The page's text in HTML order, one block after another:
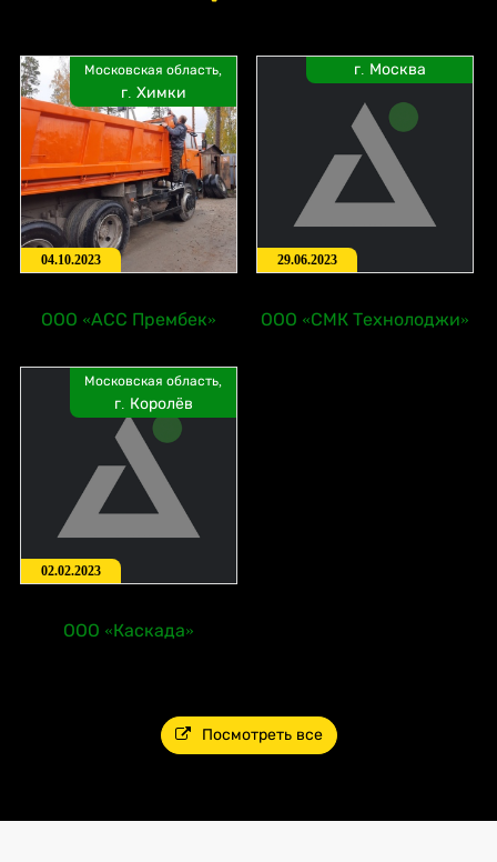
Московская область,
г. Химки
04.10.2023
ООО «АСС Прембек»
г. Москва
29.06.2023
ООО «СМК Технолоджи»
Московская область,
г. Королёв
02.02.2023
ООО «Каскада»
Посмотреть все